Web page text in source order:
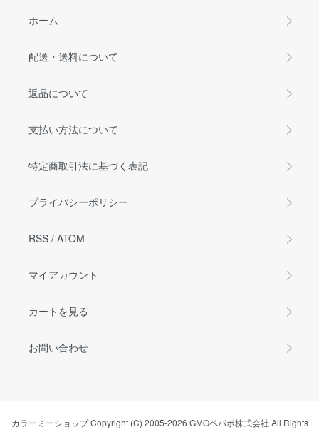
ホーム
配送・送料について
返品について
支払い方法について
特定商取引法に基づく表記
プライバシーポリシー
RSS / ATOM
マイアカウント
カートを見る
お問い合わせ
カラーミーショップCopyright (C) 2005-2026 GMOペパボ株式会社 All Rights